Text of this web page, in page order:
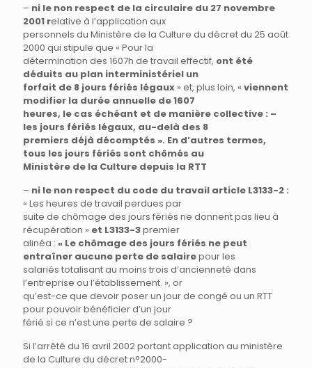
– ni le non respect de la circulaire du 27 novembre
2001 relative à l’application aux
personnels du Ministère de la Culture du décret du 25 août
2000 qui stipule que « Pour la
détermination des 1607h de travail effectif, ont été
déduits au plan interministériel un
forfait de 8 jours fériés légaux » et, plus loin, « viennent
modifier la durée annuelle de 1607
heures, le cas échéant et de manière collective : –
les jours fériés légaux, au-delà des 8
premiers déjà décomptés ». En d’autres termes,
tous les jours fériés sont chômés au
Ministère de la Culture depuis la RTT
– ni le non respect du code du travail article L3133-2 :
« Les heures de travail perdues par
suite de chômage des jours fériés ne donnent pas lieu à
récupération » et L3133-3premier
alinéa : « Le chômage des jours fériés ne peut
entraîner aucune perte de salairepour les
salariés totalisant au moins trois d’ancienneté dans
l’entreprise ou l’établissement. », or
qu’est-ce que devoir poser un jour de congé ou un RTT
pour pouvoir bénéficier d’un jour
férié si ce n’est une perte de salaire ?
Si l’arrêté du 16 avril 2002 portant application au ministère
de la Culture du décret n°2000-